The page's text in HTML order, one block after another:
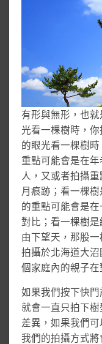
有形與無形，也
光看一棵樹時，
的眼光看一棵樹
重點可能會是在
人，又或者拍攝
月痕跡；看一棵
的重點可能會是
對比；看一棵樹
由下望天，那股
拍攝於北海道大
個家庭內的親子在
如果我們按下快
就會一直只拍下
差異，如果我們
我們的拍攝方式